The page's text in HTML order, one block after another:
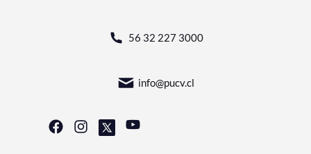
56 32 227 3000
info@pucv.cl